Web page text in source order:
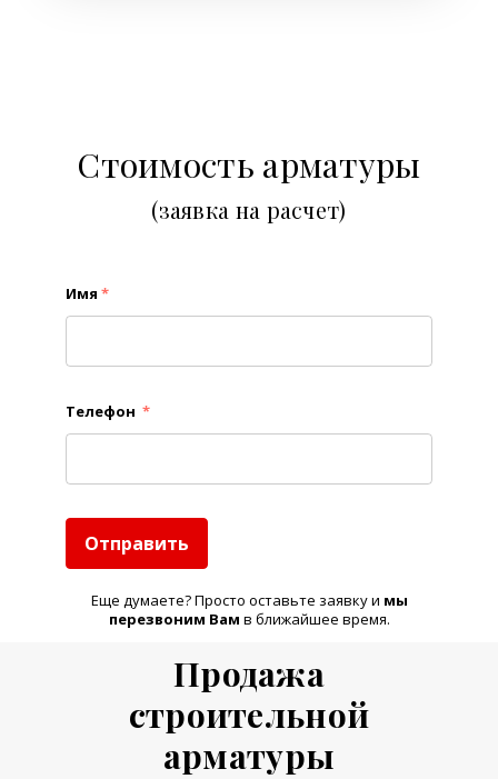
Стоимость арматуры
(заявка на расчет)
Имя *
Телефон *
Отправить
Еще думаете? Просто оставьте заявку и мы
перезвоним Вам в ближайшее время.
Продажа
строительной
арматуры